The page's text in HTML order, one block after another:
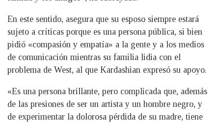
En este sentido, asegura que su esposo siempre estará
sujeto a críticas porque es una persona pública, si bien
pidió «compasión y empatía» a la gente y a los medios
de comunicación mientras su familia lidia con el
problema de West, al que Kardashian expresó su apoyo.
«Es una persona brillante, pero complicada que, además
de las presiones de ser un artista y un hombre negro, y
de experimentar la dolorosa pérdida de su madre, tiene